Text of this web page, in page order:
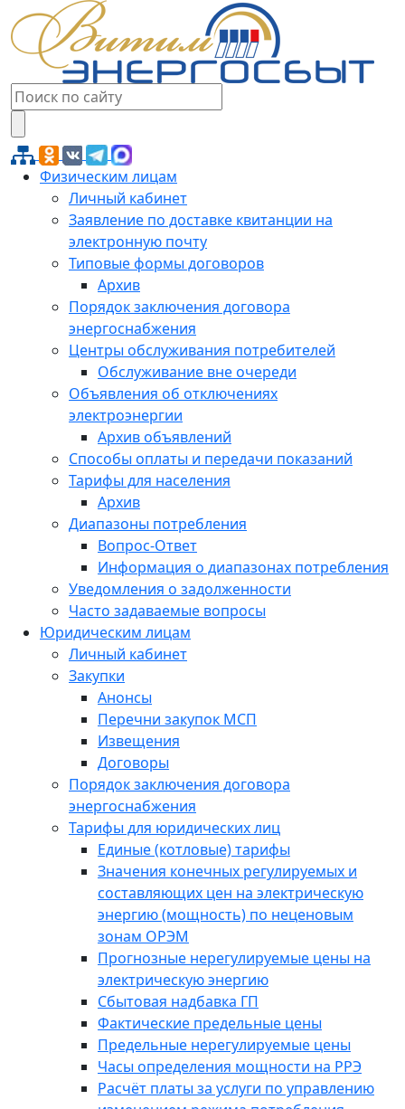
Физическим лицам
Личный кабинет
Заявление по доставке квитанции на
электронную почту
Типовые формы договоров
Архив
Порядок заключения договора
энергоснабжения
Центры обслуживания потребителей
Обслуживание вне очереди
Объявления об отключениях
электроэнергии
Архив объявлений
Способы оплаты и передачи показаний
Тарифы для населения
Архив
Диапазоны потребления
Вопрос-Ответ
Информация о диапазонах потребления
Уведомления о задолженности
Часто задаваемые вопросы
Юридическим лицам
Личный кабинет
Закупки
Анонсы
Перечни закупок МСП
Извещения
Договоры
Порядок заключения договора
энергоснабжения
Тарифы для юридических лиц
Единые (котловые) тарифы
Значения конечных регулируемых и
составляющих цен на электрическую
энергию (мощность) по неценовым
зонам ОРЭМ
Прогнозные нерегулируемые цены на
электрическую энергию
Сбытовая надбавка ГП
Фактические предельные цены
Предельные нерегулируемые цены
Часы определения мощности на РРЭ
Расчёт платы за услуги по управлению